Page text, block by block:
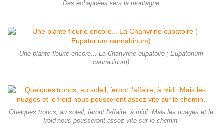
Des échappées vers la montagne
Une plante fleurie encore... La Chanvrine eupatoire ( Eupatorium
cannabinum)
Quelques troncs, au soleil, feront l'affaire, à midi. Mais les nuages et le
froid nous pousseront assez vite sur le chemin.